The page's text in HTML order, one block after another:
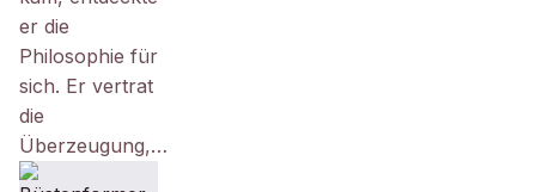
er die
Philosophie für
sich. Er vertrat
die
Überzeugung,…